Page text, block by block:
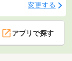
変更する
アプリで探す